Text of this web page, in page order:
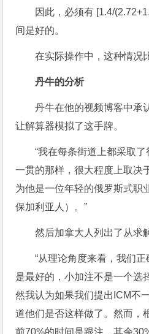
因此，必须有 [1.4/
间是好的。
在实际操作中，这种情况
丹牛的分析
丹牛在他的视频博客中承
让解算器模拟了这手牌。
“我在每条街道上都采取
一贯的那样，很大程度上取决
为他是一位年轻的俄罗斯式职
保加利亚人）。”
然后加拿大人列出了从求
“从理论角度来看，我们
是最好的，小加注不是一个选
然我认为如果我们提出ICM不
道他们是否这样做了。然而，
前70%的时间是跟注，其余